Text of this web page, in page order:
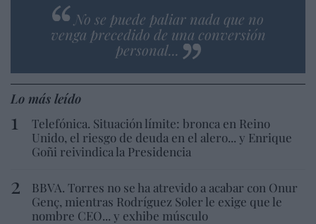
No se puede paliar nada que no
venga precedido de una conversión
personal...
Lo más leído
Telefónica. Situación límite: bronca en Reino
Unido, el riesgo de deuda en el alero... y Enrique
Goñi reivindica la Presidencia
BBVA. Torres no se ha atrevido a acabar con Onur
Genç, mientras Rodríguez Soler le exige que le
nombre CEO... y exhibe músculo